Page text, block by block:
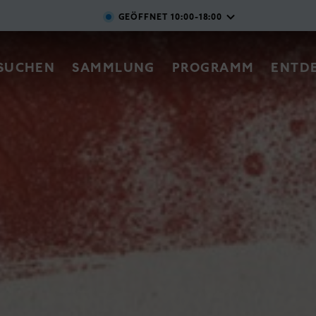
Direkt zum Inhalt
SAMMLUNG PROGRAMM
GEÖFFNET 10:00-18:00